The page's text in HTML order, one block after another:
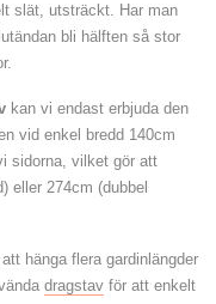
slät, utsträckt. Har man
bli hälften så stor
kan vi endast erbjuda den
vid enkel bredd 140cm
sidorna, vilket gör att
eller 274cm (dubbel
hänga flera gardinlängder
dragstav för att enkelt